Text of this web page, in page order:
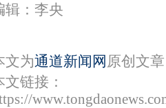
辑：李央
文为通道新闻网 原创文
文链接：